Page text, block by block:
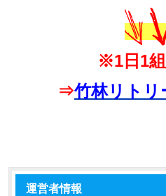
※1日1組
⇒竹林リトリ
運営者情報